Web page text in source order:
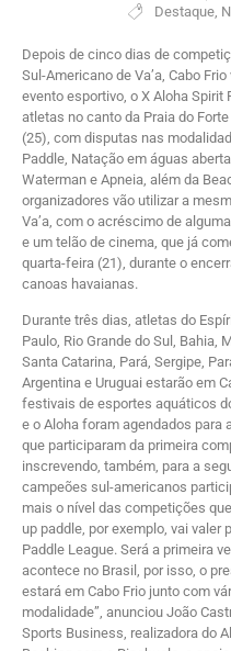
Destaque,
Depois de cinco dias de
Sul-Americano de Va’a, Cabo
evento esportivo, o X Aloha Spirit
atletas no canto da Praia do
(25), com disputas nas
Paddle, Natação em águas
Waterman e Apneia, além da
organizadores vão utilizar a
Va’a, com o acréscimo de
e um telão de cinema, que já
quarta-feira (21), durante o
canoas havaianas.
Durante três dias, atletas do
Paulo, Rio Grande do Sul, Bahia,
Santa Catarina, Pará, Sergipe,
Argentina e Uruguai estarão em
festivais de esportes aquáticos
e o Aloha foram agendados
que participaram da primeira
inscrevendo, também, para a
campeões sul-americanos
mais o nível das competições
up paddle, por exemplo, vai valer
Paddle League. Será a primeira
acontece no Brasil, por isso, o
estará em Cabo Frio junto com
modalidade”, anunciou João
Sports Business, realizadora do